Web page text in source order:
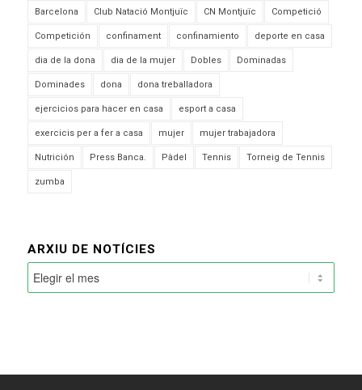
Barcelona Club Natació Montjuïc CN Montjuïc Competició
Competición confinament confinamiento deporte en casa
dia de la dona dia de la mujer Dobles Dominadas
Dominades dona dona treballadora
ejercicios para hacer en casa esport a casa
exercicis per a fer a casa mujer mujer trabajadora
Nutrición Press Banca. Pàdel Tennis Torneig de Tennis
zumba
ARXIU DE NOTÍCIES